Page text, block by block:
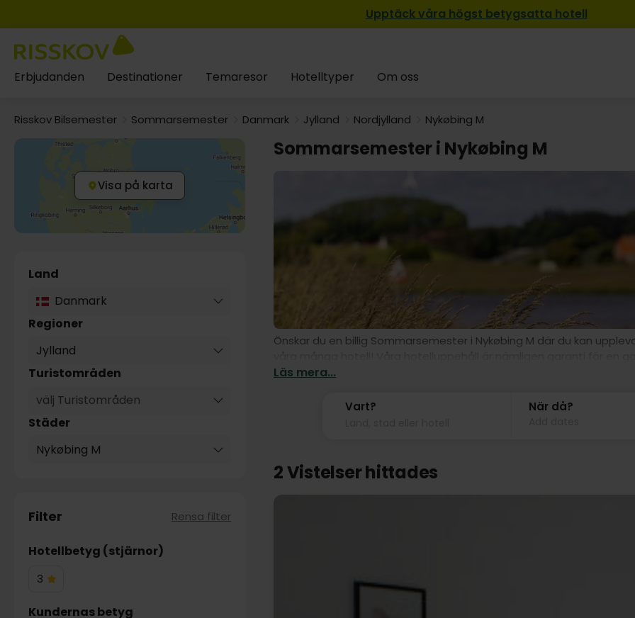
Upptäck våra högst betygsatta hotell
Erbjudanden Destinationer Temaresor Hotelltyper Om oss
Risskov Bilsemester Sommarsemester Danmark Jylland Nordjylland Nykøbing M
Visa på karta
Land
Danmark
Regioner
Jylland
Turistområden
välj Turistområden
Städer
Nykøbing M
Filter Rensa filter
Hotellbetyg (stjärnor)
3
3
Kundernas betyg
Sommarsemester i Nykøbing M
Önskar du en billig Sommarsemester i Nykøbing M där du kan
Läs mera...
Vart? När då?
2 Vistelser hittades